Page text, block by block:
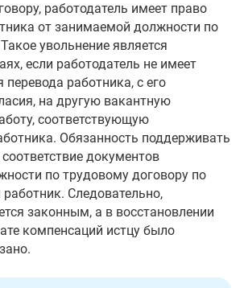
работодатель имеет право
от занимаемой должности по
увольнение является
если работодатель не имеет
работника, с его
на другую вакантную
соответствующую
Обязанность поддерживать
документов
по трудовому договору по
Следовательно,
законным, а в восстановлении
компенсаций истцу было